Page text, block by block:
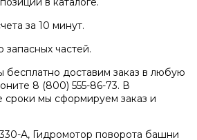
за 10 минут.
частей.
бесплатно доставим заказ в любую
8 (800) 555-86-73. В
сроки мы сформируем заказ и
A, Гидромотор поворота башни